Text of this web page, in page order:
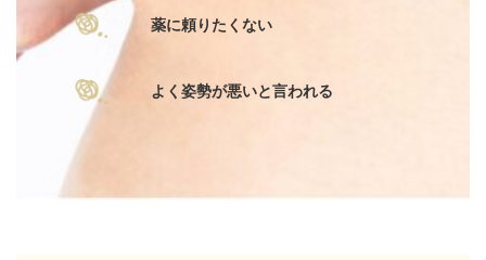
薬に頼りたくない
よく姿勢が悪いと言われる